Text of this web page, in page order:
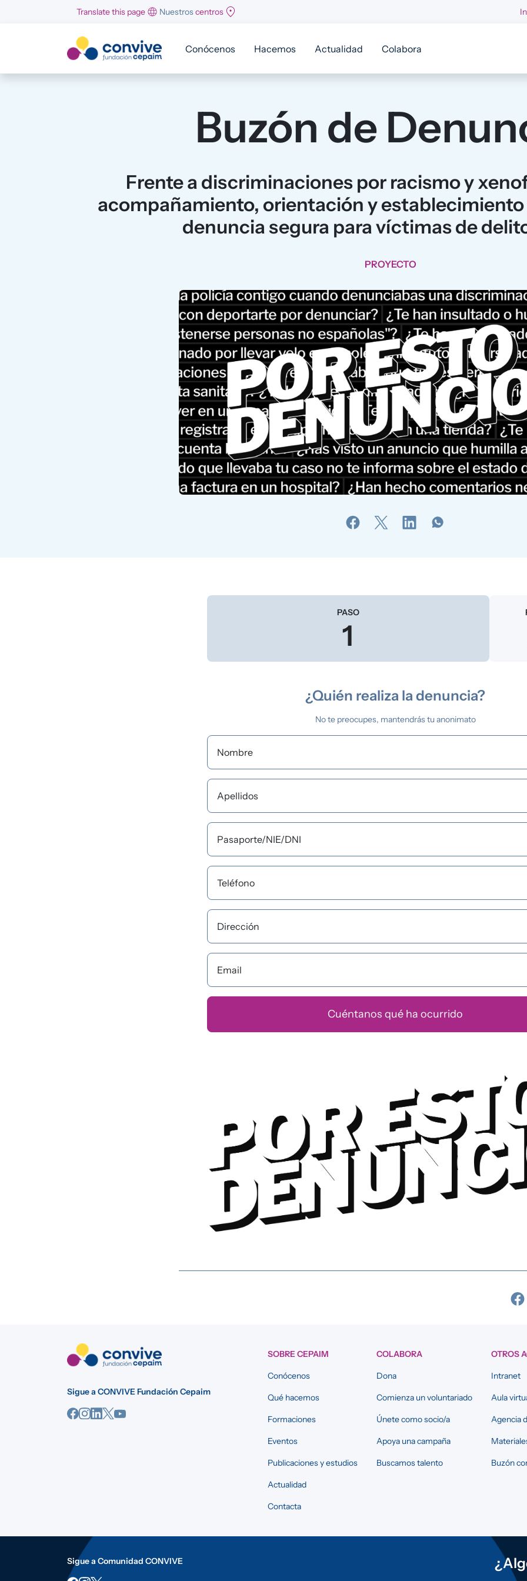
Pasar al contenido principal
Translate this page Nuestroscentros
Conócenos Hacemos Actualidad Colabora
Buzón de
Frente a discriminaciones por racismo y
acompañamiento, orientación y
denuncia segura para víctimas de
PROYECTO
Actual
PASO
1
¿Quién realiza la denuncia?
No te preocupes, mantendrás tu anonimato
Nombre
Apellidos
Pasaporte/NIE/DNI
Teléfono
Dirección
Email
Sigue a CONVIVE Fundación Cepaim
SOBRE CEPAIM
Conócenos
Qué hacemos
Formaciones
Eventos
Publicaciones y estudios
Actualidad
Contacta
COLABORA
Dona
Comienza un voluntariado
Únete como socio/a
Apoya una campaña
Buscamos talento
OTROS
Intranet
Aula
Agencia
Buzón
Sigue a Comunidad CONVIVE